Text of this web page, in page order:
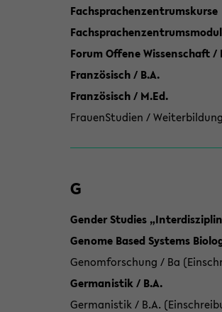
Fachsprachenzentrumskurse
Forum Offene Wissenschaft /
Französisch / B.A.
Französisch / M.Ed.
FrauenStudien /
G
Gender Studies
Genome Based Systems
Genomforschung / Ba
Germanistik / B.A.
Germanistik / B.A.